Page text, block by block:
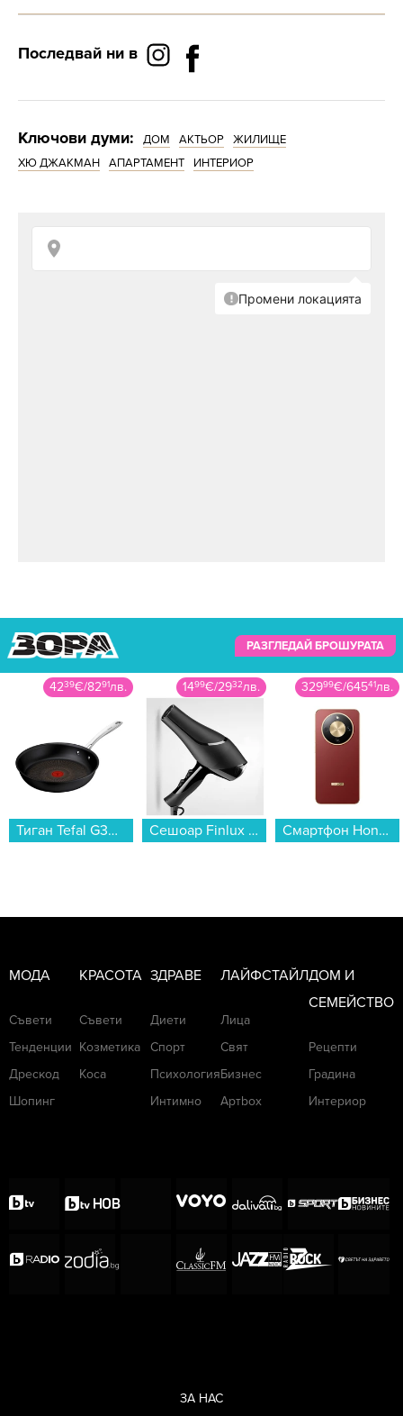
факта за
По-рано през май в Манхатън бе обявена
водещите на телевизионното шоу
"Следващият топ модел на Америка" Джей
поискали 3,25 млн. за съоръжението от 210
Последвай ни в
Ключови думи: ДОМ АКТЬОР
ЖИЛИЩЕ
ХЮ ДЖАКМАН
АПАРТАМЕНТ ИНТЕРИОР
РАЗГЛЕДАЙ БРОШУРАТА
1499€/2932лв.
Сешоар Finlux FHD-2530...
32999€/64541лв.
Смартфон Honor MAGIC8 LITE 5G 256/8 REDDISH BROWN , 256 GB, 8 GB...
4899€/9582лв.
IP камера Xiaomi Smart Camera C500 BHR089AEU...
МОДА
Съвети
Тенденции
Дрескод
Шопинг
КРАСОТА
Съвети
Козметика
Коса
ЗДРАВЕ
Диети
Спорт
Психология
Интимно
ЛАЙФСТАЙЛ
Лица
Свят
Бизнес
Артbox
ДОМ И
СЕМЕЙСТВО
Рецепти
Градина
Интериор
ЗА НАС